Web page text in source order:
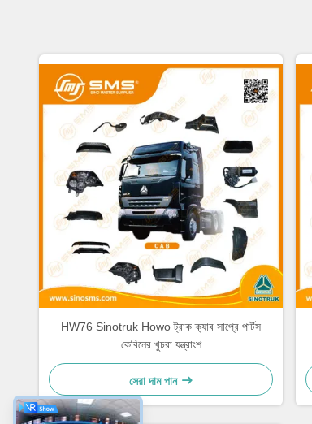
HW76 Sinotruk Howo ট্রাক ক্যাব সাপ্রে পার্টস
কেবিনের খুচরা যন্ত্রাংশ
সেরা দাম পান